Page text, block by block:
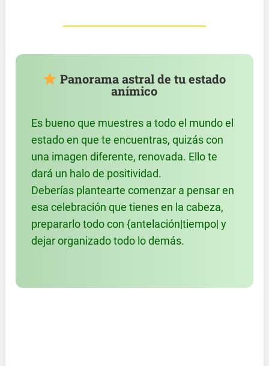
Panorama astral de tu estado
anímico
Es bueno que muestres a todo el mundo el
estado en que te encuentras, quizás con
una imagen diferente, renovada. Ello te
dará un halo de positividad.
Deberías plantearte comenzar a pensar en
esa celebración que tienes en la cabeza,
prepararlo todo con {antelación|tiempo| y
dejar organizado todo lo demás.